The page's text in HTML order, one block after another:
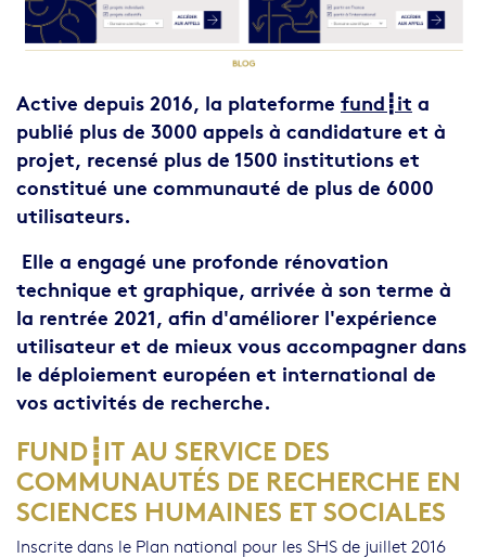
Chapo
Active depuis 2016, la plateforme fund ┋it a
publié plus de 3000 appels à candidature et à
projet, recensé plus de 1500 institutions et
constitué une communauté de plus de 6000
utilisateurs.
Elle a engagé une profonde rénovation
technique et graphique, arrivée à son terme à
la rentrée 2021, afin d'améliorer l'expérience
utilisateur et de mieux vous accompagner dans
le déploiement européen et international de
vos activités de recherche.
Body
FUND┋IT AU SERVICE DES
COMMUNAUTÉS DE RECHERCHE EN
SCIENCES HUMAINES ET SOCIALES
Inscrite dans le Plan national pour les SHS de juillet 2016